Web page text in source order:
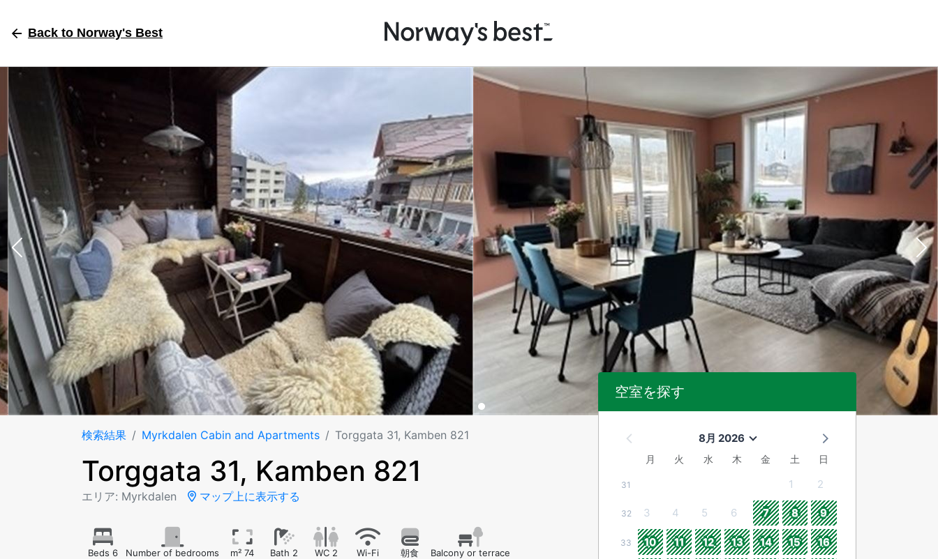
Back to Norway's Best
検索結果 Myrkdalen Cabin and Apartments Torggata 31, Kamben 821
Torggata 31, Kamben 821
エリア: Myrkdalen マップ上に表示する
Beds 6
Number of bedrooms
m² 74 Bath 2 WC 2 Wi-Fi 朝食 Balcony or terrace
空室を探す
8月 2026
月 火 水 木 金 土 日
31 1 2
32 3 4 5 6 7 8 9
33 10 11 12 13 14 15 16